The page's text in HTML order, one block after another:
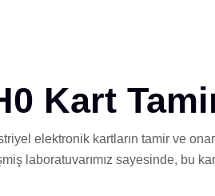
Kart
elektronik kartların tamir ve
sayesinde, bu